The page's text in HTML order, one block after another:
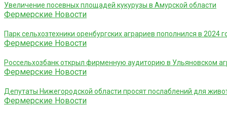
Увеличение посевных площадей кукурузы в Амурской области
Фермерские Новости
Парк сельхозтехники оренбургских аграриев пополнился в 2024
Фермерские Новости
Россельхозбанк открыл фирменную аудиторию в Ульяновском
Фермерские Новости
Депутаты Нижегородской области просят послаблений для
Фермерские Новости